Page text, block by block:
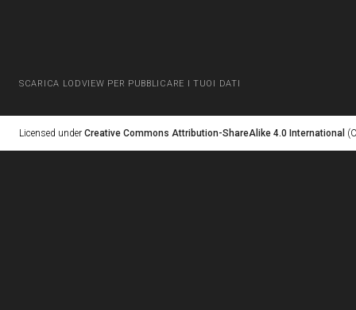
SCARICA LODVIEW PER PUBBLICARE I TUOI DATI
Licensed under Creative Commons Attribution-ShareAlike 4.0 International